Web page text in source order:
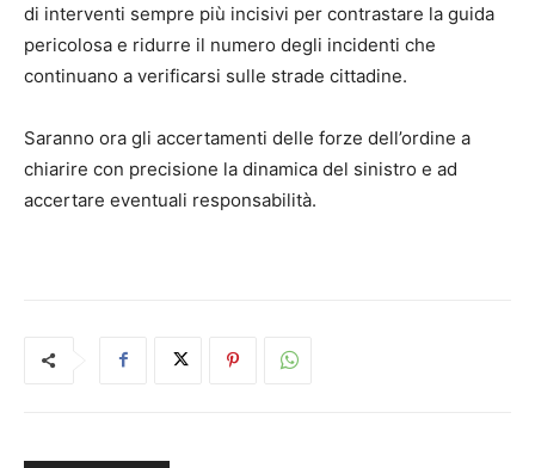
di interventi sempre più incisivi per contrastare la guida
pericolosa e ridurre il numero degli incidenti che
continuano a verificarsi sulle strade cittadine.
Saranno ora gli accertamenti delle forze dell’ordine a
chiarire con precisione la dinamica del sinistro e ad
accertare eventuali responsabilità.